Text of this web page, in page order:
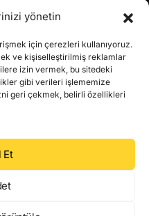
yönetin
için çerezleri kullanıyoruz.
ve kişiselleştirilmiş reklamlar
izin vermek, bu sitedeki
gibi verileri işlememize
geri çekmek, belirli özellikleri
Et